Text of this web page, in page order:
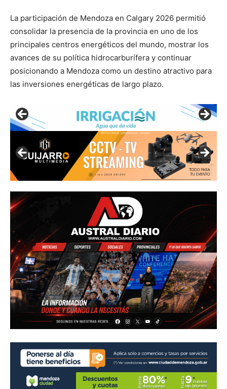
La participación de Mendoza en Calgary 2026 permitió
consolidar la presencia de la provincia en uno de los
principales centros energéticos del mundo, mostrar los
avances de su política hidrocarburífera y continuar
posicionando a Mendoza como un destino atractivo para
las inversiones energéticas de largo plazo.